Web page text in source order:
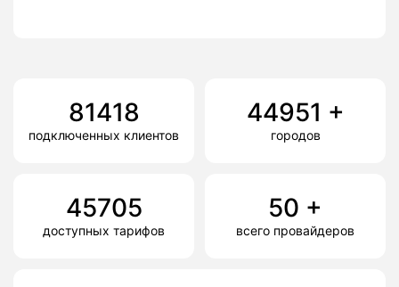
81418
подключенных клиентов
44951 +
городов
45705
доступных тарифов
50 +
всего провайдеров